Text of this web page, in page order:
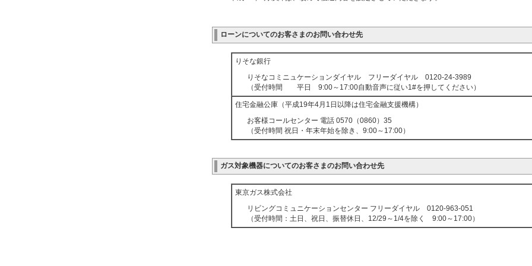
ローンについてのお客さまのお問い合わせ先
りそな銀行
りそなコミニュケーションダイヤル フリーダイヤル 0120-24-3989
（受付時間 平日 9:00～17:00自動音声に従い1#を押してください）
住宅金融公庫（平成19年4月1日以降は住宅金融支援機構）
お客様コールセンター 電話 0570（0860）35
（受付時間 祝日・年末年始を除き、9:00～17:00）
ガス対象機器についてのお客さまのお問い合わせ先
東京ガス株式会社
リビングコミュニケーションセンター フリーダイヤル 0120-963-051
（受付時間：土日、祝日、振替休日、12/29～1/4を除く 9:00～17:00）